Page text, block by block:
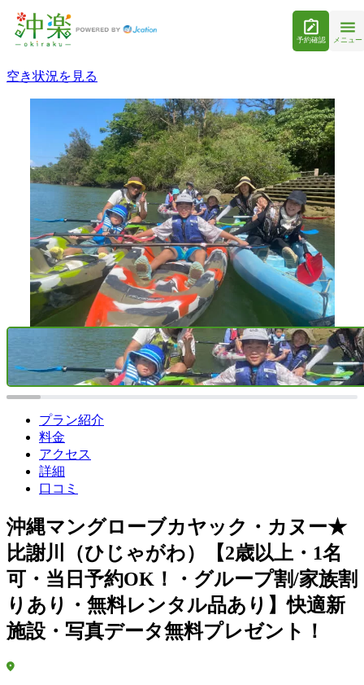
予約確認 メニュー
空き状況を見る
プラン紹介
料金
アクセス
詳細
口コミ
沖縄マングローブカヤック・カヌー★
比謝川（ひじゃがわ）【2歳以上・1名
可・当日予約OK！・グループ割/家族割
りあり・無料レンタル品あり】快適新
施設・写真データ無料プレゼント！